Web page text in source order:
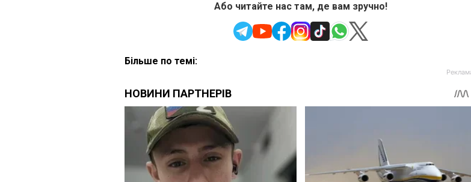
Або читайте нас там, де вам зручно!
Більше по темі: